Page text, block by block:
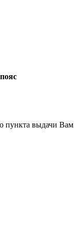
пункта выдачи Вам